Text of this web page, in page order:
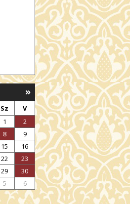
»
Sz
V
1
2
8
9
15
16
22
23
29
30
5 6